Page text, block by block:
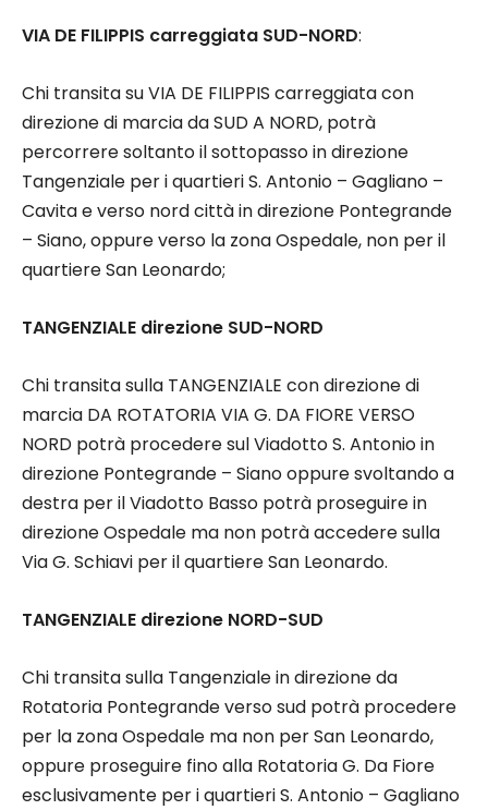
VIA DE FILIPPIS carreggiata SUD-NORD:
Chi transita su VIA DE FILIPPIS carreggiata con
direzione di marcia da SUD A NORD, potrà
percorrere soltanto il sottopasso in direzione
Tangenziale per i quartieri S. Antonio – Gagliano –
Cavita e verso nord città in direzione Pontegrande
– Siano, oppure verso la zona Ospedale, non per il
quartiere San Leonardo;
TANGENZIALE direzione SUD-NORD
Chi transita sulla TANGENZIALE con direzione di
marcia DA ROTATORIA VIA G. DA FIORE VERSO
NORD potrà procedere sul Viadotto S. Antonio in
direzione Pontegrande – Siano oppure svoltando a
destra per il Viadotto Basso potrà proseguire in
direzione Ospedale ma non potrà accedere sulla
Via G. Schiavi per il quartiere San Leonardo.
TANGENZIALE direzione NORD-SUD
Chi transita sulla Tangenziale in direzione da
Rotatoria Pontegrande verso sud potrà procedere
per la zona Ospedale ma non per San Leonardo,
oppure proseguire fino alla Rotatoria G. Da Fiore
esclusivamente per i quartieri S. Antonio – Gagliano